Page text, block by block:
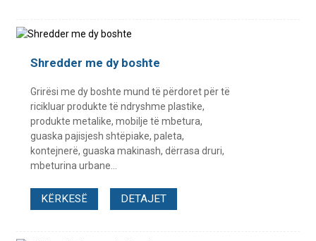
Shredder me dy boshte
Grirësi me dy boshte mund të përdoret për të
ricikluar produkte të ndryshme plastike,
produkte metalike, mobilje të mbetura,
guaska pajisjesh shtëpiake, paleta,
kontejnerë, guaska makinash, dërrasa druri,
mbeturina urbane...
KËRKESË DETAJET